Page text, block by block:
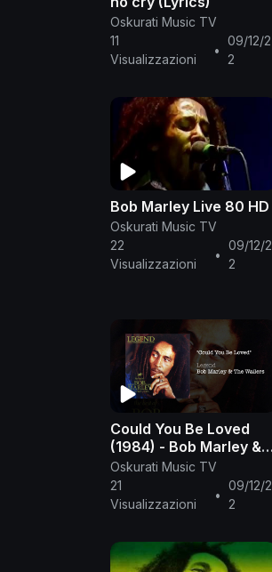
Oskurati Music TV
11
Visualizzazioni
•
09/12/2
2
Bob Marley Live 80 HD
Oskurati Music TV
22
Visualizzazioni
•
09/12/2
2
Could You Be Loved
(1984) - Bob Marley &
The Wailers
Oskurati Music TV
21
Visualizzazioni
•
09/12/2
2